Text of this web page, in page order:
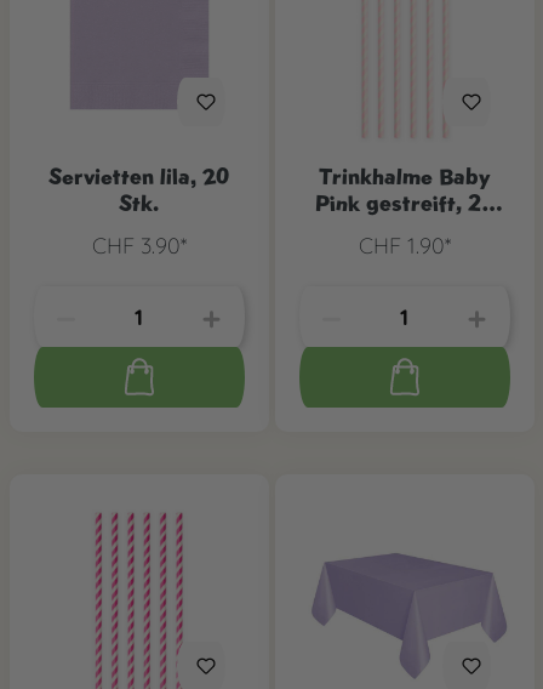
Servietten lila, 20
Stk.
CHF 3.90*
Trinkhalme Baby
Pink gestreift, 20
CHF 1.90*